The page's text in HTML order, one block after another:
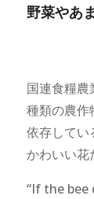
野菜やあ
国連食糧農
種類の農作
依存して
かわいい花
“If the